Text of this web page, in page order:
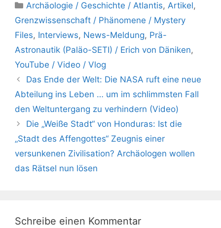
Kategorien
Archäologie / Geschichte / Atlantis,Artikel,
Grenzwissenschaft / Phänomene / Mystery
Files, Interviews, News-Meldung, Prä-
Astronautik (Paläo-SETI) / Erich von Däniken,
YouTube / Video / Vlog
Das Ende der Welt: Die NASA ruft eine neue
Abteilung ins Leben … um im schlimmsten Fall
den Weltuntergang zu verhindern (Video)
Die „Weiße Stadt“ von Honduras: Ist die
„Stadt des Affengottes“ Zeugnis einer
versunkenen Zivilisation? Archäologen wollen
das Rätsel nun lösen
Schreibe einen Kommentar